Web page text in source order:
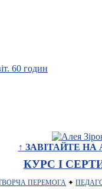
60 годин
↑ ЗАВІТАЙТЕ НА
КУРС І
ПЕРЕМОГА ✦